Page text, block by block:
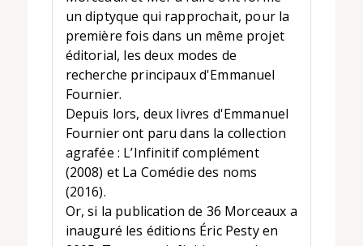
un diptyque qui rapprochait, pour la
première fois dans un même projet
éditorial, les deux modes de
recherche principaux d'Emmanuel
Fournier.
Depuis lors, deux livres d'Emmanuel
Fournier ont paru dans la collection
agrafée : L’Infinitif complément
(2008) et La Comédie des noms
(2016).
Or, si la publication de 36 Morceaux a
inauguré les éditions Éric Pesty en